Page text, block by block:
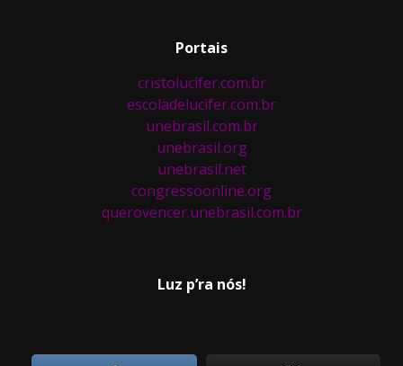
Portais
cristolucifer.com.br
escoladelucifer.com.br
unebrasil.com.br
unebrasil.org
unebrasil.net
congressoonline.org
querovencer.unebrasil.com.br
Luz p’ra nós!